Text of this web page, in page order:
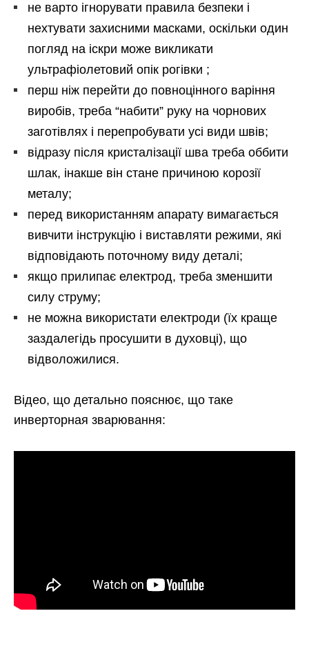
не варто ігнорувати правила безпеки і
нехтувати захисними масками, оскільки один
погляд на іскри може викликати
ультрафіолетовий опік рогівки ;
перш ніж перейти до повноцінного варіння
виробів, треба “набити” руку на чорнових
заготівлях і перепробувати усі види швів;
відразу після кристалізації шва треба оббити
шлак, інакше він стане причиною корозії
металу;
перед використанням апарату вимагається
вивчити інструкцію і виставляти режими, які
відповідають поточному виду деталі;
якщо прилипає електрод, треба зменшити
силу струму;
не можна використати електроди (їх краще
заздалегідь просушити в духовці), що
відволожилися.
Відео, що детально пояснює, що таке
инверторная зварювання: